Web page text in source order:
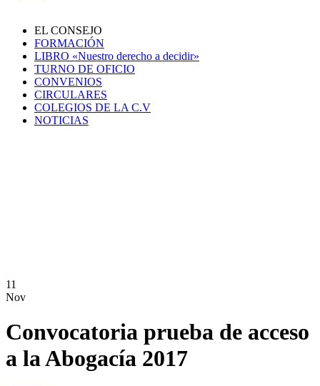
EL CONSEJO
FORMACIÓN
LIBRO «Nuestro derecho a decidir»
TURNO DE OFICIO
CONVENIOS
CIRCULARES
COLEGIOS DE LA C.V
NOTICIAS
11
Nov
Convocatoria prueba de acceso
a la Abogacía 2017